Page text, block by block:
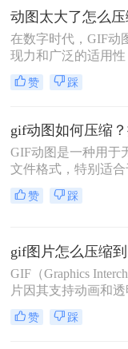
压缩方法。
在数字时代，GIF动
现力和广泛的适用
体、网页设计、即时
的宠儿。然而，随着
也越来越大，这不
度，还可能导致上传
会动图太大了怎么压
好的视觉效果，显
将介绍三种高效的
助您轻松应对这一挑
赞 踩
GIF动图是一种用于
文件格式，特别适
且需要动画效果的图
的GIF文件会占用更
缩呢？本文将介绍
的方法。
赞 踩
GIF（Graphics
片因其支持动画和
在网页、社交媒体和
了广泛应用。然而，
赞 踩